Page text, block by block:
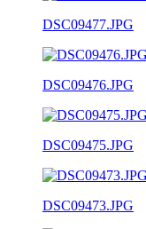
DSC09477.JPG
DSC09476.JPG
DSC09475.JPG
DSC09473.JPG